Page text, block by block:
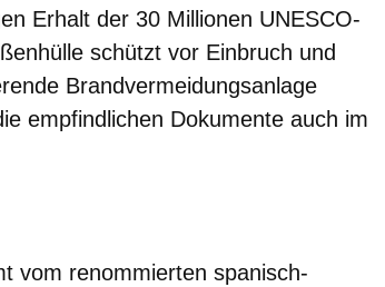
Erhalt der 30 Millionen UNESCO-
schützt vor Einbruch und
Brandvermeidungsanlage
empfindlichen Dokumente auch im
vom renommierten spanisch-